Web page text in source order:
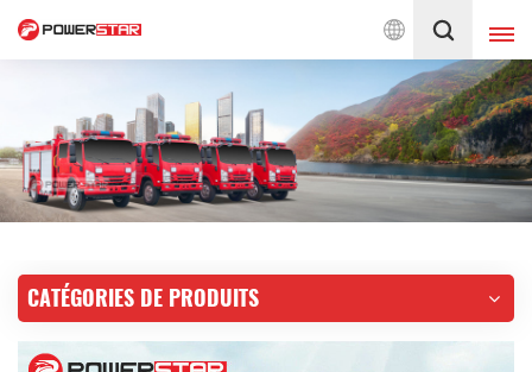
depuis 1990 Français
English français
Deutsch русский
português
العربية
CATÉGORIES DE PRODUITS